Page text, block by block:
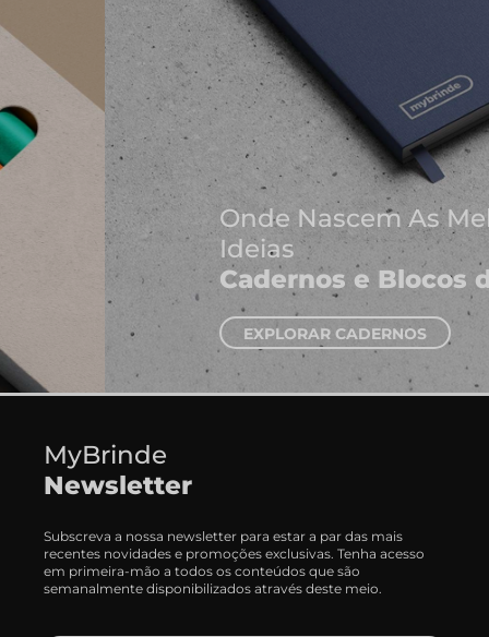
Onde Nascem As Melhores
Ideias
Cadernos e Blocos de Notas
EXPLORAR CADERNOS
MyBrinde
Newsletter
Subscreva a nossa newsletter para estar a par das mais
recentes novidades e promoções exclusivas. Tenha acesso
em primeira-mão a todos os conteúdos que são
semanalmente disponibilizados através deste meio.